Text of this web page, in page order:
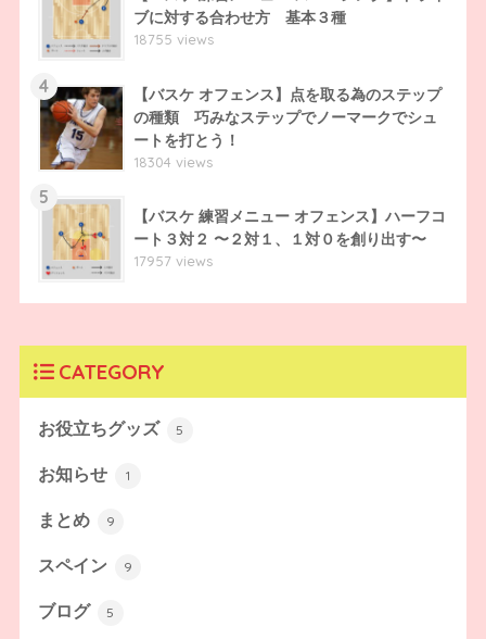
ブに対する合わせ方 基本３種
18755 views
4
【バスケ オフェンス】点を取る為のステップ
の種類 巧みなステップでノーマークでシュ
ートを打とう！
18304 views
5
【バスケ 練習メニュー オフェンス】ハーフコ
ート３対２ 〜２対１、１対０を創り出す〜
17957 views
CATEGORY
お役立ちグッズ 5
お知らせ 1
まとめ 9
スペイン 9
ブログ 5